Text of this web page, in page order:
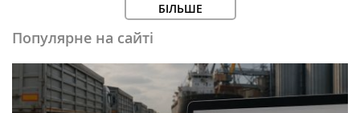
БІЛЬШЕ
Популярне на сайті